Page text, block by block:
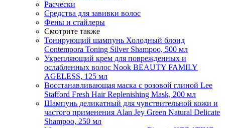
Расчески
Средства для завивки волос
Фены и стайлеры
Смотрите также
Тонирующий шампунь Холодный блонд
Contempora Toning Silver Shampoo, 500 мл
Укрепляющий крем для поврежденных и
ослабленных волос Nook BEAUTY FAMILY
AGELESS, 125 мл
Восстанавливающая маска с розовой глиной Lee
Stafford Fresh Hair Replenishing Mask, 200 мл
Шампунь деликатный для чувствительной кожи и
частого применения Alan Jey Green Natural Delicate
Shampoo, 250 мл